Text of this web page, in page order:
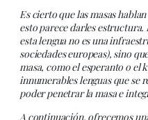
Es cierto que las masas
esto parece darles
esta lengua no es una
sociedades europeas), sino
masa, como el esperanto o el
innumerables lenguas que se
poder penetrar la masa e
A continuación, ofrecemos